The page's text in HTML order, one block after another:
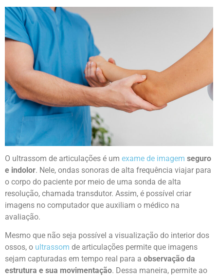
O ultrassom de articulações é um exame de imagem seguro
e indolor. Nele, ondas sonoras de alta frequência viajar para
o corpo do paciente por meio de uma sonda de alta
resolução, chamada transdutor. Assim, é possível criar
imagens no computador que auxiliam o médico na
avaliação.
Mesmo que não seja possível a visualização do interior dos
ossos, o ultrassom de articulações permite que imagens
sejam capturadas em tempo real para a observação da
estrutura e sua movimentação. Dessa maneira, permite ao